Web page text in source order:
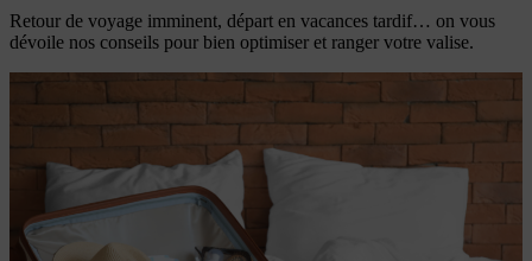
Retour de voyage imminent, départ en vacances tardif… on vous
dévoile nos conseils pour bien optimiser et ranger votre valise.